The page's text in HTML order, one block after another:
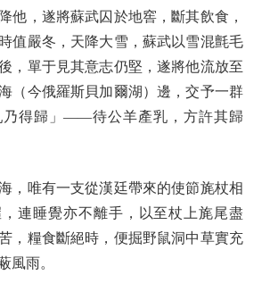
他，遂將蘇武囚於地窖，斷其飲食，
值嚴冬，天降大雪，蘇武以雪混氈毛
，單于見其意志仍堅，遂將他流放至
（今俄羅斯貝加爾湖）邊，交予一群
乃得歸」——待公羊產乳，方許其歸
唯有一支從漢廷帶來的使節旄杖相
連睡覺亦不離手，以至杖上旄尾盡
，糧食斷絕時，便掘野鼠洞中草實充
風雨。